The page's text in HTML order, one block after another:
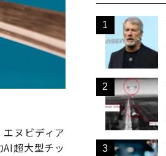
ヌビディア
超大型チッ